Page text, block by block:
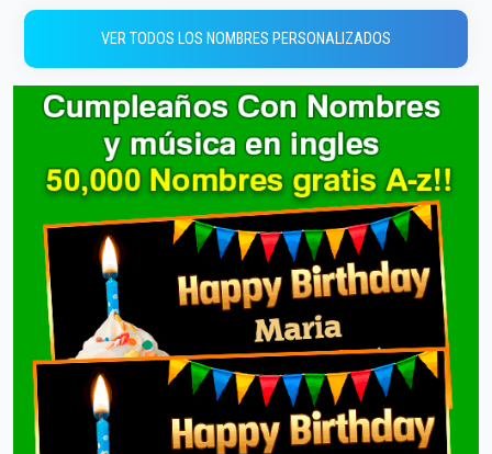
VER TODOS LOS NOMBRES PERSONALIZADOS